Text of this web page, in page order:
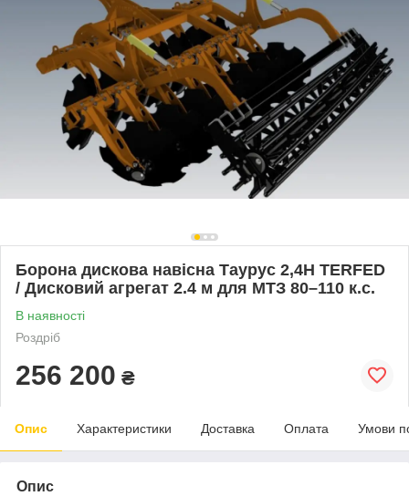
Борона дискова навісна Таурус 2,4Н TERFED
/ Дисковий агрегат 2.4 м для МТЗ 80–110 к.с.
В наявності
Роздріб
256 200 ₴
Опис Характеристики Доставка Оплата Умови
Опис